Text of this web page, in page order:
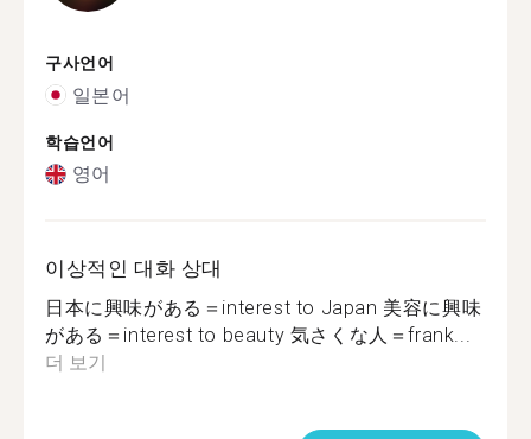
구사언어
일본어
학습언어
영어
이상적인 대화 상대
日本に興味がある＝interest to Japan 美容に興味
がある＝interest to beauty 気さくな人＝frank...
더 보기